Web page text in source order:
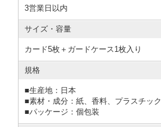
3営業日以内
サイズ・容量
カード5枚＋ガードケース1枚入り
規格
■生産地：日本
■素材・成分：紙、香料、プラスチック
■パッケージ：個包装